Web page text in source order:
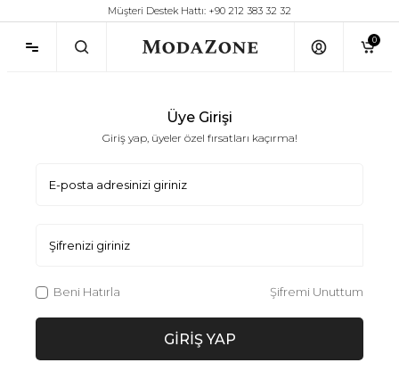
Müşteri Destek Hattı: +90 212 383 32 32
0
Üye Girişi
Giriş yap, üyeler özel fırsatları kaçırma!
E-posta adresinizi giriniz
Şifrenizi giriniz
Beni Hatırla Şifremi Unuttum
GIRIŞ YAP